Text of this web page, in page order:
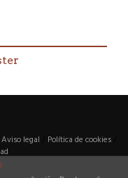
Aviso legal Política de cookies